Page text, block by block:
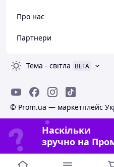
Про нас
Партнери
Тема - світла BETA
© Prom.ua — маркетплейс
Наскільки
зручно на